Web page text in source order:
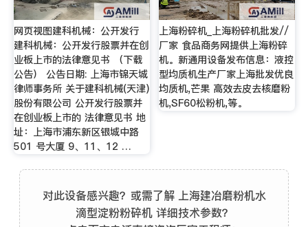
网页视图建科机械：公开发行
建科机械：公开发行股票并在创
业板上市的法律意见书 （下载
公告） 公告日期: 上海市锦天城
律师事务所 关于建科机械(天津)
股份有限公司 公开发行股票并
在创业板上市的 法律意见书 地
址：上海市浦东新区银城中路
501 号大厦 9、11、12 …
上海粉碎机_上海粉碎机批发//
厂家 食品商务网提供上海粉碎
机。新通用设备发布信息：液控
型均质机生产厂家上海批发优良
均质机,芒果 高效去皮去核磨粉
机,SF60松粉机,等。
对此设备感兴趣？或需了解 上海建冶磨粉机水
滴型淀粉粉碎机 详细技术参数？